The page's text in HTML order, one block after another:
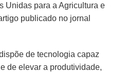
Unidas para a Agricultura e
publicado no jornal
de tecnologia capaz
e de elevar a produtividade,